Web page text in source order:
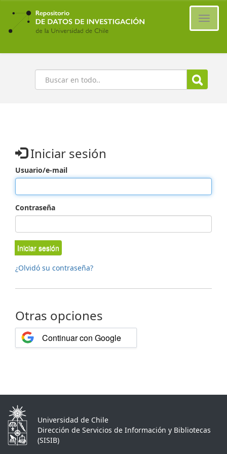
Ir
contenido
principal
Buscar
Iniciar sesión
Usuario/e-mail
Contraseña
Iniciar sesión
¿Olvidó su contraseña?
Otras opciones
Continuar con Google
Universidad de Chile
Dirección de Servicios de Información y Bibliotecas
(SISIB)